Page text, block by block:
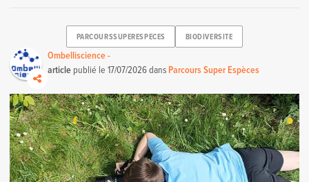
PARCOURSSUPERESPECES BIODIVERSITE
Ombelliscience -
article publié le17/07/2026dans Parcours Super Espèces